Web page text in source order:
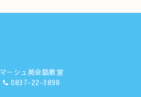
マーシュ英会話教室
0837-22-3898